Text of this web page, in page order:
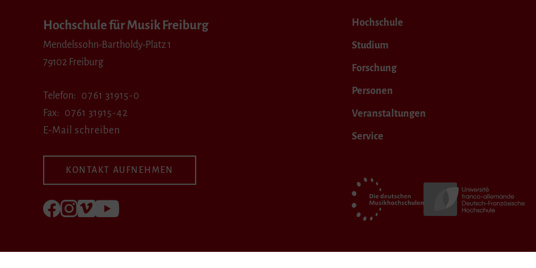
Hochschule für Musik Freiburg
Mendelssohn-Bartholdy-Platz 1
79102 Freiburg
Telefon
0761 31915-0
Fax
0761 31915-42
E-Mail schreiben
KONTAKT AUFNEHMEN
Folgen Sie uns auf Facebook
Folgen Sie uns auf Instagram
Besuchen Sie uns bei Vimeo
Hochschule
Studium
Forschung
Personen
Veranstaltungen
Service